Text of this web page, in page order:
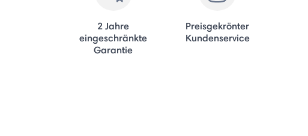
2 Jahre
eingeschränkte
Garantie
Preisgekrönter
Kundenservice